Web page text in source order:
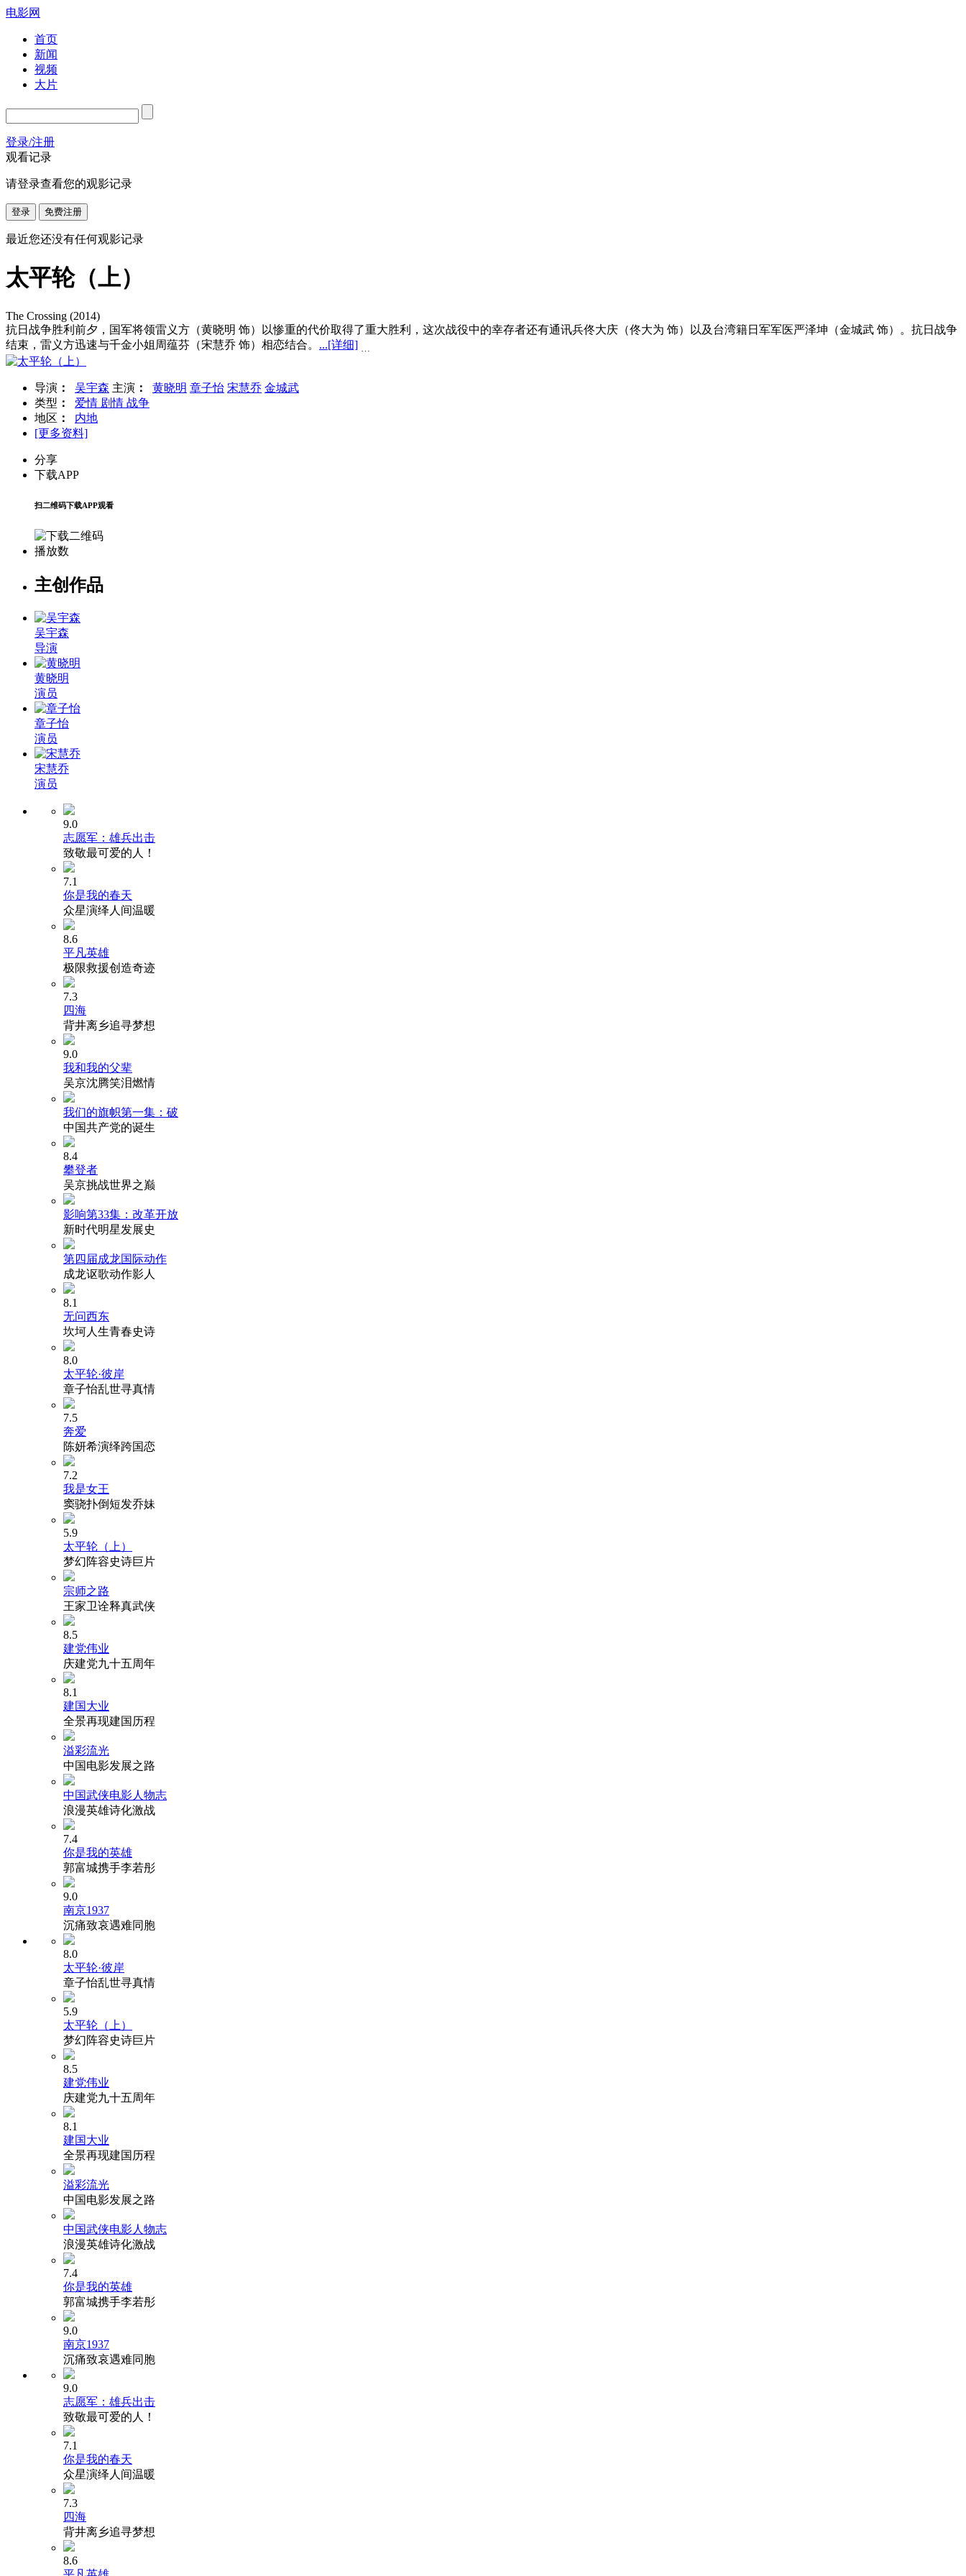
电影网
首页
新闻
视频
大片
登录/注册
观看记录
请登录查看您的观影记录
登录 免费注册
最近您还没有任何观影记录
太平轮（上）
The Crossing (2014)
抗日战争胜利前夕，国军将领雷义方（黄晓明 饰）以惨重的代价取得了重大胜利，这次战役中的幸存者还有通讯兵佟大庆（佟大为 饰）以及台湾籍日军军医严泽坤（金城武 饰）。抗日战争
结束，雷义方迅速与千金小姐周蕴芬（宋慧乔 饰）相恋结合。 ...[详细] …
导演 ： 吴宇森 主演 ： 黄晓明 章子怡 宋慧乔 金城武
类型 ： 爱情 剧情 战争
地区 ：
内地
[更多资料]
分享
下载APP
扫二维码下载APP观看
播放数
主创作品
吴宇森
导演
黄晓明
演员
章子怡
演员
宋慧乔
演员
9.0
志愿军：雄兵出击
致敬最可爱的人！
7.1
你是我的春天
众星演绎人间温暖
8.6
平凡英雄
极限救援创造奇迹
7.3
四海
背井离乡追寻梦想
9.0
我和我的父辈
吴京沈腾笑泪燃情
我们的旗帜第一集：破
中国共产党的诞生
8.4
攀登者
吴京挑战世界之巅
影响第33集：改革开放
新时代明星发展史
第四届成龙国际动作
成龙讴歌动作影人
8.1
无问西东
坎坷人生青春史诗
8.0
太平轮·彼岸
章子怡乱世寻真情
7.5
奔爱
陈妍希演绎跨国恋
7.2
我是女王
窦骁扑倒短发乔妹
5.9
太平轮（上）
梦幻阵容史诗巨片
宗师之路
王家卫诠释真武侠
8.5
建党伟业
庆建党九十五周年
8.1
建国大业
全景再现建国历程
溢彩流光
中国电影发展之路
中国武侠电影人物志
浪漫英雄诗化激战
7.4
你是我的英雄
郭富城携手李若彤
9.0
南京1937
沉痛致哀遇难同胞
8.0
太平轮·彼岸
章子怡乱世寻真情
5.9
太平轮（上）
梦幻阵容史诗巨片
8.5
建党伟业
庆建党九十五周年
8.1
建国大业
全景再现建国历程
溢彩流光
中国电影发展之路
中国武侠电影人物志
浪漫英雄诗化激战
7.4
你是我的英雄
郭富城携手李若彤
9.0
南京1937
沉痛致哀遇难同胞
9.0
志愿军：雄兵出击
致敬最可爱的人！
7.1
你是我的春天
众星演绎人间温暖
7.3
四海
背井离乡追寻梦想
8.6